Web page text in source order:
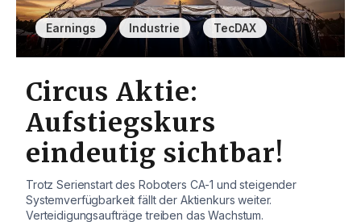
Earnings , Industrie , TecDAX
Circus Aktie:
Aufstiegskurs
eindeutig sichtbar!
Trotz Serienstart des Roboters CA-1 und steigender
Systemverfügbarkeit fällt der Aktienkurs weiter.
Verteidigungsaufträge treiben das Wachstum.